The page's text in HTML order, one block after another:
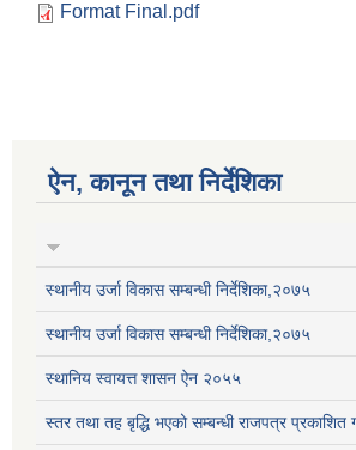
Format Final.pdf
ऐन, कानून तथा निर्देशिका
स्थानीय उर्जा विकास सम्बन्धी निर्देशिका,२०७५
स्थानीय उर्जा विकास सम्बन्धी निर्देशिका,२०७५
स्थानिय स्वायत्त शासन ऐन २०५५
स्तर तथा तह बृद्धि भएको सम्बन्धी राजपत्र प्रकाशित